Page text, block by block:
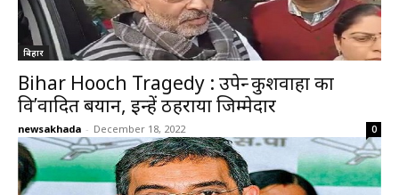
बिहार
Bihar Hooch Tragedy : उपेन्द्र कुशवाहा का
वि’वादित बयान, इन्हें ठहराया जिम्मेदार
newsakhada - December 18, 2022 0